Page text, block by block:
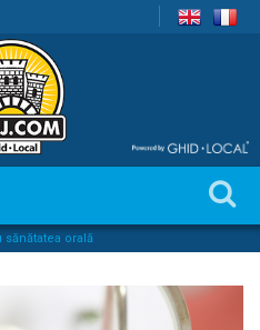
orală